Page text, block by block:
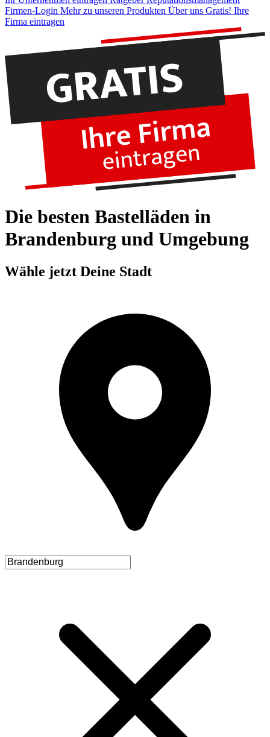
Firmen-Login Mehr zu unseren Produkten Über uns Gratis! Ihre
Firma eintragen
Die besten Bastelläden in
Brandenburg und Umgebung
Wähle jetzt Deine Stadt